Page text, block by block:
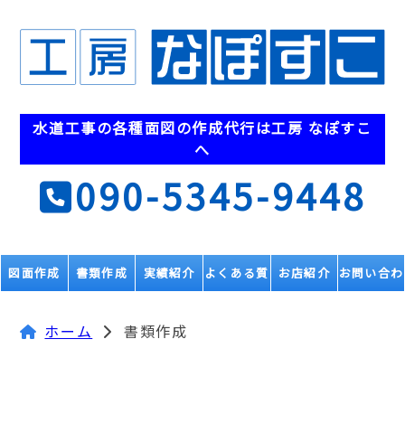
水道工事の各種面図の作成代行は工房 なぽすこ
へ
090-5345-9448
図面作成 書類作成 実績紹介 よくある質 お店紹介 お問い合わ
ホーム 書類作成